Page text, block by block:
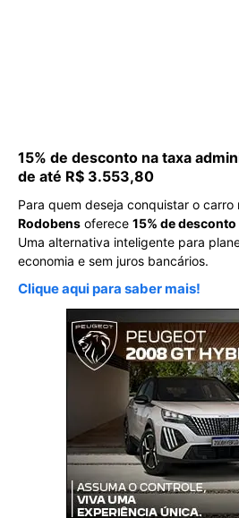
15% de desconto na taxa
de até R$ 3.553,80
Para quem deseja conquistar o carro
Rodobens oferece 15% de
Uma alternativa inteligente para
economia e sem juros bancários.
Clique aqui para saber mais!